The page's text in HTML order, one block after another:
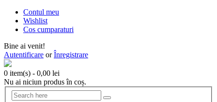
Contul meu
Wishlist
Cos cumparaturi
Bine ai venit!
Autentificare orÎnregistrare
0 item(s) - 0,00 lei
Nu ai niciun produs în coș.